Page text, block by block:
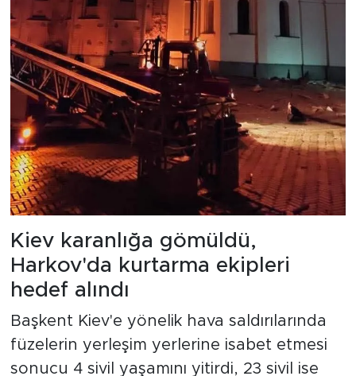
Kiev karanlığa gömüldü,
Harkov'da kurtarma ekipleri
hedef alındı
Başkent Kiev'e yönelik hava saldırılarında
füzelerin yerleşim yerlerine isabet etmesi
sonucu 4 sivil yaşamını yitirdi, 23 sivil ise